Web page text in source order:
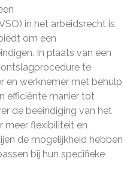
in het arbeidsrecht is
om een
In plaats van een
te
en werknemer met behulp
efficiënte manier tot
de beëindiging van het
meer flexibiliteit en
de mogelijkheid hebben
bij hun specifieke